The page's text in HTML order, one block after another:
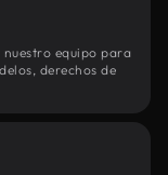
equipo para
derechos de